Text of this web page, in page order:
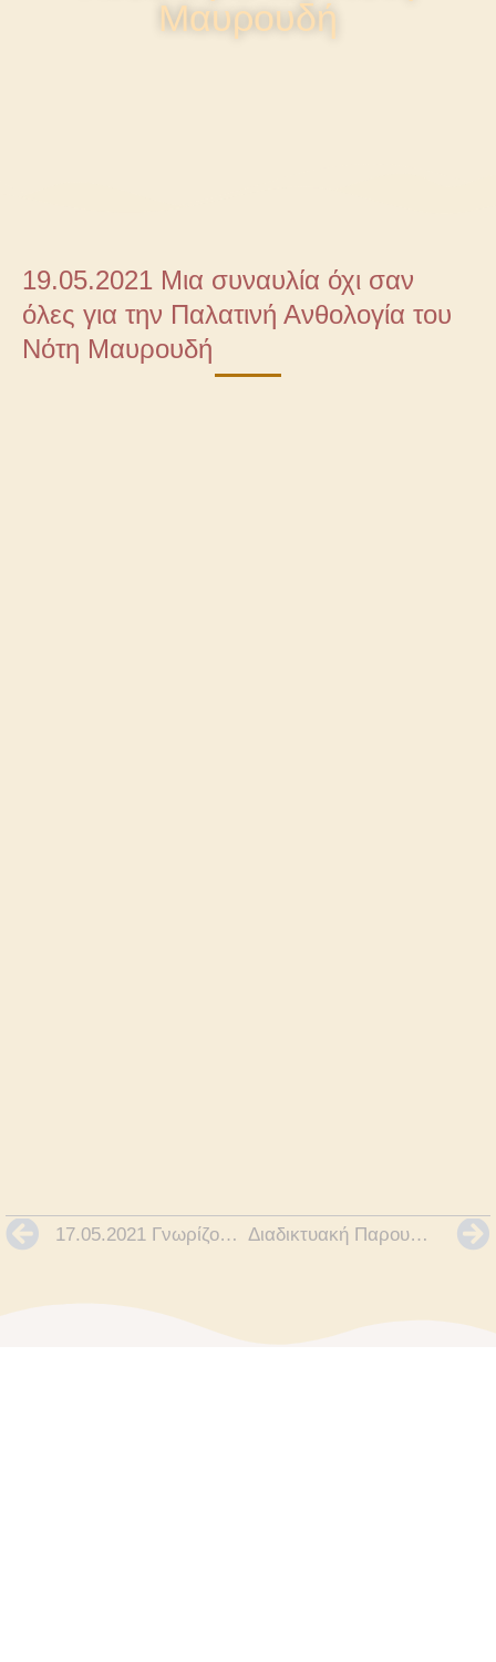
Μαυρουδή
19.05.2021 Μια συναυλία όχι σαν
όλες για την Παλατινή Ανθολογία του
Νότη Μαυρουδή
17.05.2021 Γνωρίζοντας την Παλατινή Ανθολογία Διαδικτυακή Παρουσίαση Πανεπιστημίου Νεάπολις Πάφου